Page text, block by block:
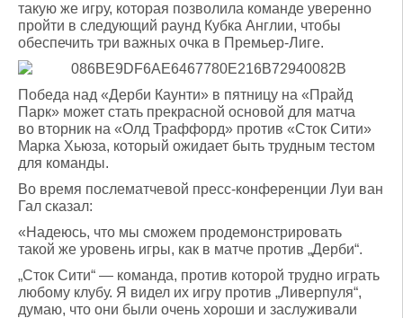
такую же игру, которая позволила команде уверенно
пройти в следующий раунд Кубка Англии, чтобы
обеспечить три важных очка в Премьер-Лиге.
Победа над «Дерби Каунти» в пятницу на «Прайд
Парк» может стать прекрасной основой для матча
во вторник на «Олд Траффорд» против «Сток Сити»
Марка Хьюза, который ожидает быть трудным тестом
для команды.
Во время послематчевой пресс-конференции Луи ван
Гал сказал:
«Надеюсь, что мы сможем продемонстрировать
такой же уровень игры, как в матче против „Дерби“.
„Сток Сити“ — команда, против которой трудно играть
любому клубу. Я видел их игру против „Ливерпуля“,
думаю, что они были очень хороши и заслуживали